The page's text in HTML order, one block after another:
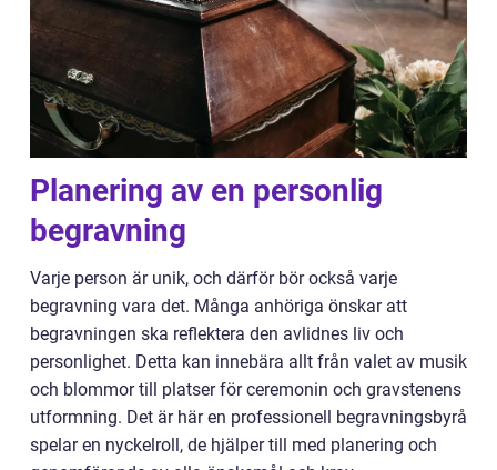
Planering av en personlig
begravning
Varje person är unik, och därför bör också varje
begravning vara det. Många anhöriga önskar att
begravningen ska reflektera den avlidnes liv och
personlighet. Detta kan innebära allt från valet av musik
och blommor till platser för ceremonin och gravstenens
utformning. Det är här en professionell begravningsbyrå
spelar en nyckelroll, de hjälper till med planering och